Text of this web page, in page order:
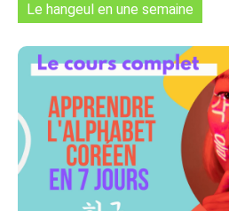
Le hangeul en une semaine